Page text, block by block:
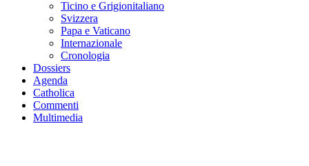
Ticino e Grigionitaliano
Svizzera
Papa e Vaticano
Internazionale
Cronologia
Dossiers
Agenda
Catholica
Commenti
Multimedia